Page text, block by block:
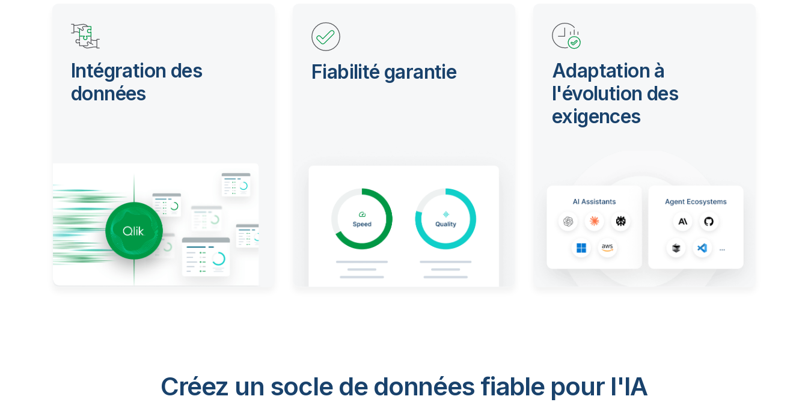
Intégration des
données
Fiabilité garantie
Adaptation à
l'évolution des
exigences
Créez un socle de données fiable pour I'IA